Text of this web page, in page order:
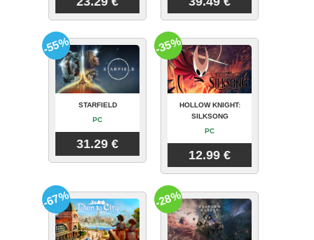
STARFIELD
PC
31.29 €
-55%
HOLLOW KNIGHT:
SILKSONG
PC
12.99 €
-35%
-67% -28%